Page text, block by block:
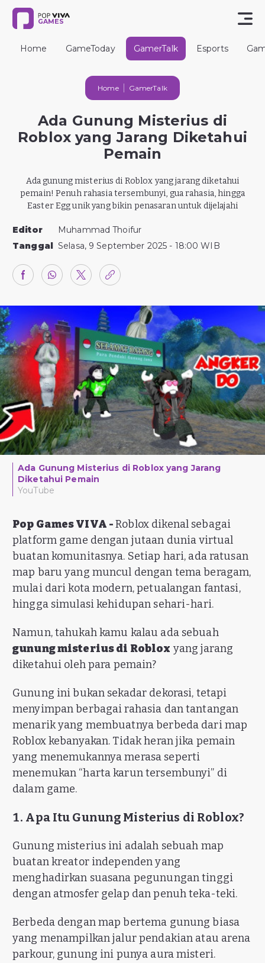
GAMES
Home GameToday GamerTalk Esports
Home GamerTalk
Ada Gunung Misterius di
Roblox yang Jarang Diketahui
Pemain
Ada gunung misterius di Roblox yang jarang diketahui
pemain! Penuh rahasia tersembunyi, gua rahasia, hingga
Easter Egg unik yang bikin penasaran untuk dijelajahi
Editor
Muhammad Thoifur
Tanggal Selasa, 9 September 2025 - 18:00 WIB
Ada Gunung Misterius di Roblox yang Jarang
Diketahui Pemain
YouTube
Pop Games VIVA -Roblox dikenal sebagai
platform game dengan jutaan dunia virtual
buatan komunitasnya. Setiap hari, ada ratusan
map baru yang muncul dengan tema beragam,
mulai dari kota modern, petualangan fantasi,
hingga simulasi kehidupan sehari-hari.
Namun, tahukah kamu kalau ada sebuah
gunung misterius di Roblox yang jarang
diketahui oleh para pemain?
Gunung ini bukan sekadar dekorasi, tetapi
menyimpan berbagai rahasia dan tantangan
menarik yang membuatnya berbeda dari map
Roblox kebanyakan. Tidak heran jika pemain
yang menemukannya merasa seperti
menemukan “harta karun tersembunyi” di
dalam game.
1. Apa Itu Gunung Misterius di Roblox?
Gunung misterius ini adalah sebuah map
buatan kreator independen yang
menghadirkan suasana pegunungan tinggi
dengan atmosfer gelap dan penuh teka-teki.
Berbeda dengan map bertema gunung biasa
yang menampilkan jalur pendakian atau arena
parkour, gunung ini punya aura misteri.